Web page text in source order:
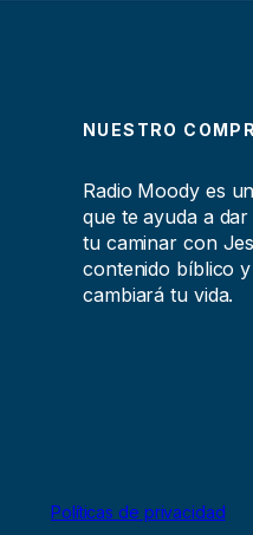
NUESTRO
Radio Moody es
que te ayuda a
tu caminar con
contenido bíblico
cambiará tu vida.
Políticas de privacidad